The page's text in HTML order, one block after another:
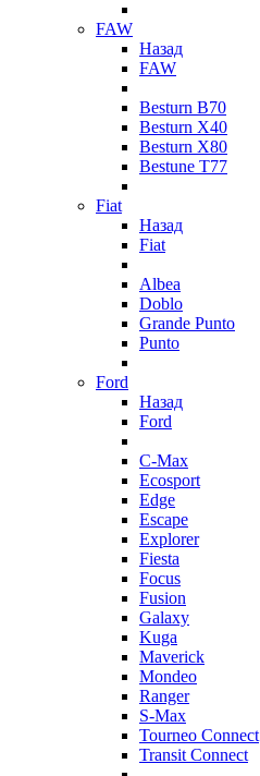
FAW
Назад
FAW
Besturn B70
Besturn X40
Besturn X80
Bestune T77
Fiat
Назад
Fiat
Albea
Doblo
Grande Punto
Punto
Ford
Назад
Ford
C-Max
Ecosport
Edge
Escape
Explorer
Fiesta
Focus
Fusion
Galaxy
Kuga
Maverick
Mondeo
Ranger
S-Max
Tourneo Connect
Transit Connect